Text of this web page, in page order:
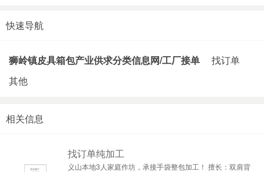
快速导航
狮岭镇皮具箱包产业供求分类信息网/工厂接单
找订单
其他
相关信息
找订单纯加工
义山本地3人家庭作坊，承接手袋整包加工！ 擅长：双肩背